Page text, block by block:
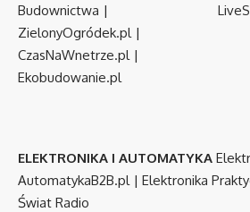
Budownictwa |
ZielonyOgródek.pl |
CzasNaWnetrze.pl |
Ekobudowanie.pl
ELEKTRONIKA I AUTOMATYKA
AutomatykaB2B.pl | Elektronika
Świat Radio